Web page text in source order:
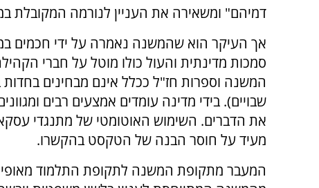
דמיהם" ומשאירה את העניין לנורמה המקובלת
אך העיקר הוא שהמשנה נאמרה על ידי חכמים
סמכות מדינתית והעול כולו מוטל על חברי
המשנה וספרות חז"ל ככלל אינם מבחינים בחדות
שבויים). בידי מדינה עומדים אמצעים רבים
את הדברים. השימוש האוטומטי של מתנגדי
מעיד על חוסר הבנה של הטקסט בהקשרו.
המעבר מתקופת המשנה לתקופת התלמוד מאופיין